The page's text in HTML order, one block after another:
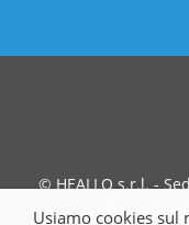
© HEALLO s.r.l. -
Usiamo cookies